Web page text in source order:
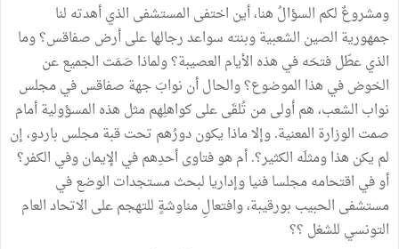
ومشروعٌ لكم السؤالُ هنا، أين اختفى المستشفى الذي أهدته لنا
جمهورية الصين الشعبية وبنته سواعد رجالها على أرض صفاقس؟ وما
الذي عطّل فتحَه في هذه الأيام العصيبة؟ ولماذا صَمَت الجميع عن
الخوض في هذا الموضوع؟ والحال أن نوابَ جهة صفاقس في مجلس
نواب الشعب، هم أولى من تُلقَى على كواهلِهم مثل هذه المسؤولية أمام
صمت الوزارة المعنية. وإلا ماذا يكون دورُهم تحت قبة مجلس باردو، إن
لم يكن هذا ومثلَه الكثير؟. أم هو فتاوى أحدِهم في الإيمان وفي الكفر؟
أو في اقتحامه مجلسا فنيا وإداريا لبحث مستجدات الوضع في
مستشفى الحبيب بورقيبة، وافتعالِ مناوشةٍ للتهجم على الاتحاد العام
التونسي للشغل ؟؟